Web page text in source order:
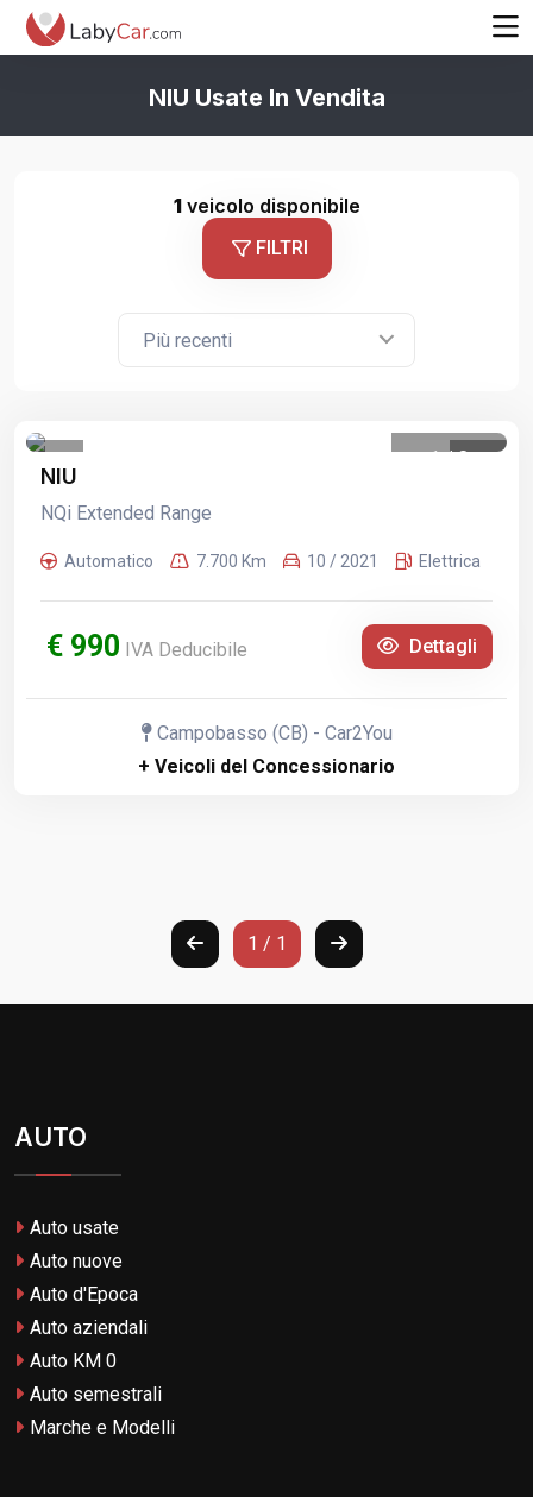
NIU Usate In Vendita
1veicolo disponibile
FILTRI
Più recenti
1 /8
NIU
NQi Extended Range
Automatico 7.700 Km 10 / 2021 Elettrica
€ 990 IVA Deducibile Dettagli
Campobasso (CB) - Car2You
+ Veicoli del Concessionario
1 / 1
AUTO
Auto usate
Auto nuove
Auto d'Epoca
Auto aziendali
Auto KM 0
Auto semestrali
Marche e Modelli